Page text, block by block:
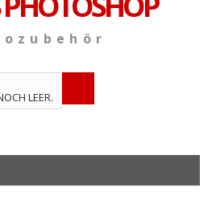
o z u b e h ö r
LEER.